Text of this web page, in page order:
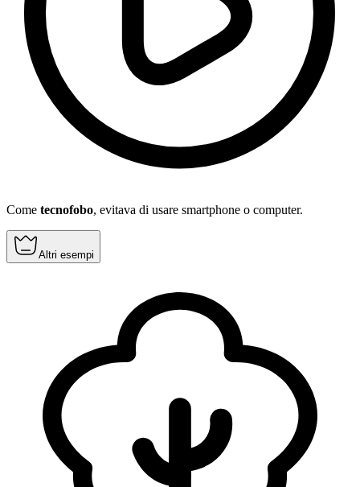
Come tecnofobo, evitava di usare smartphone o computer.
Altri esempi